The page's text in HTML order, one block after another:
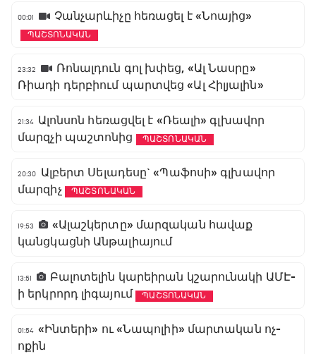
00:01 Չանչարևիչը հեռացել է «Նոայից»
ՊԱՇՏՈՆԱԿԱՆ
23:32
Ռոնալդուն գոլ խփեց, «Ալ Նասրը»
Ռիադի դերբիում պարտվեց «Ալ Հիլյալին»
21:34 Ալոնսոն հեռացվել է «Ռեալի» գլխավոր
մարզչի պաշտոնից
ՊԱՇՏՈՆԱԿԱՆ
20:30
Ալբերտ Սելադեսը` «Պաֆոսի» գլխավոր
մարզիչ
ՊԱՇՏՈՆԱԿԱՆ
19:53
«Ալաշկերտը» մարզական հավաք
կանցկացնի Անթալիայում
13:51
Բալոտելին կարեիրան կշարունակի ԱՄԷ-
ի երկրորդ լիգայում
ՊԱՇՏՈՆԱԿԱՆ
01:54 «Ինտերի» ու «Նապոլիի» մարտական ոչ-
ոքին